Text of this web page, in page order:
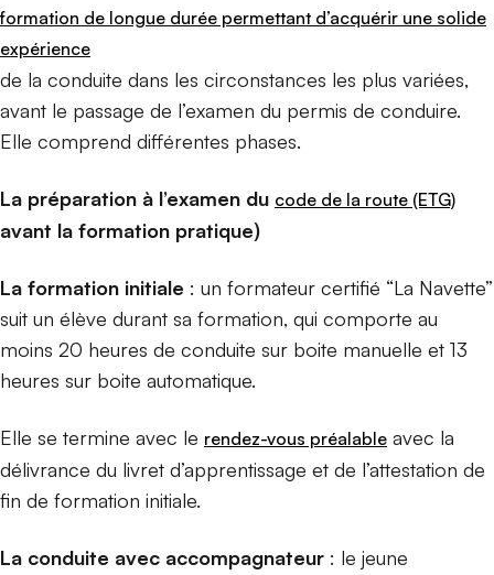
formation de longue durée permettant d’acquérir une solide
expérience
de la conduite dans les circonstances les plus variées,
avant le passage de l’examen du permis de conduire.
Elle comprend différentes phases.
La préparation à l’examen du code de la route (ETG)
avant la formation pratique)
La formation initiale : un formateur certifié “La Navette”
suit un élève durant sa formation, qui comporte au
moins 20 heures de conduite sur boite manuelle et 13
heures sur boite automatique.
Elle se termine avec le rendez-vous préalable avec la
délivrance du livret d’apprentissage et de l’attestation de
fin de formation initiale.
La conduite avec accompagnateur : le jeune